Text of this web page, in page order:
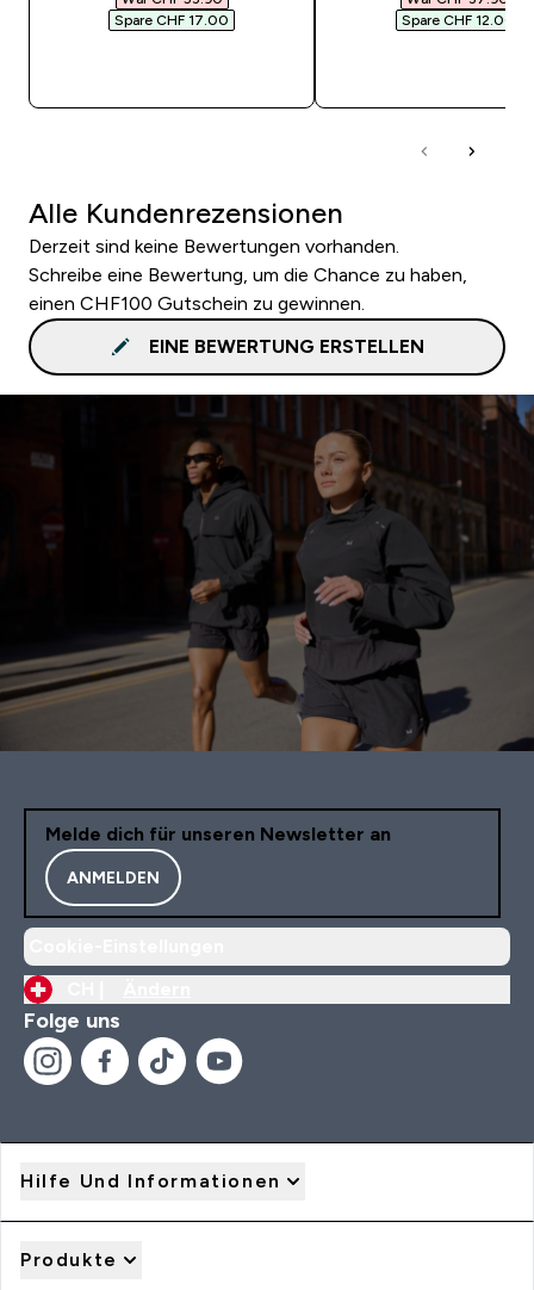
Spare CHF 17.00‎
Spare CHF 12.00‎
Alle Kundenrezensionen
Derzeit sind keine Bewertungen vorhanden.
Schreibe eine Bewertung, um die Chance zu haben,
einen CHF100 Gutschein zu gewinnen.
EINE BEWERTUNG ERSTELLEN
Melde dich für unseren Newsletter an
ANMELDEN
Folge uns
Hilfe Und Informationen
Produkte